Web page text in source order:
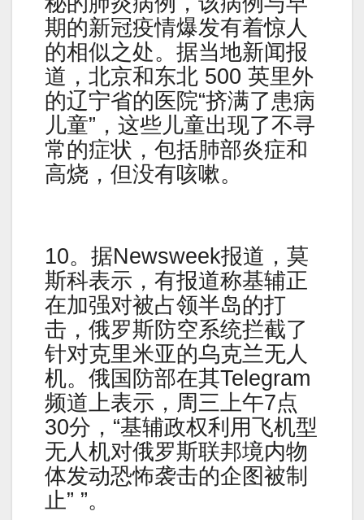
期的新冠疫情爆发有着惊人
的相似之处。据当地新闻报
道，北京和东北 500 英里外
的辽宁省的医院“挤满了患病
儿童”，这些儿童出现了不寻
常的症状，包括肺部炎症和
高烧，但没有咳嗽。
10。据Newsweek报道，莫
斯科表示，有报道称基辅正
在加强对被占领半岛的打
击，俄罗斯防空系统拦截了
针对克里米亚的乌克兰无人
机。俄国防部在其Telegram
频道上表示，周三上午7点
30分，“基辅政权利用飞机型
无人机对俄罗斯联邦境内物
体发动恐怖袭击的企图被制
止” ”。